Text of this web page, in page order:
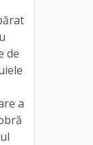
de
a